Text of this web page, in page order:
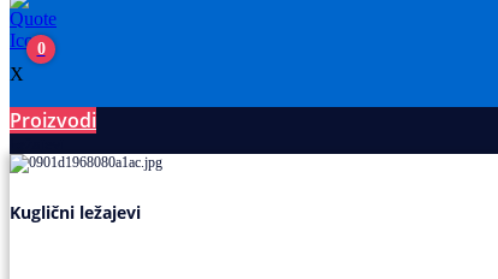
0
X
Proizvodi
Kuglični ležajevi